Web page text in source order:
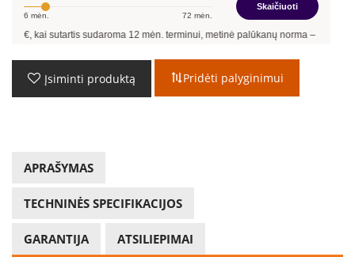
6 mėn. 72 mėn.
Skaičiuoti
sudaroma12mėn. terminui, metinė palūkanų norma –13,90%, sutarties
Įsiminti produktą Pridėti palyginimui
APRAŠYMAS
TECHNINĖS SPECIFIKACIJOS
GARANTIJA ATSILIEPIMAI